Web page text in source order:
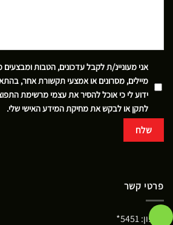
אני מעוניינ/ת לקבל עדכונים, הטבות
מיילים, מסרונים או אמצעי תקשורת אחר,
ידוע לי כי אוכל להסיר את עצמי מרשימת
לתקן או לבקש את מחיקת המידע האישי שלי.
פרטי קשר
טלפון:5451*